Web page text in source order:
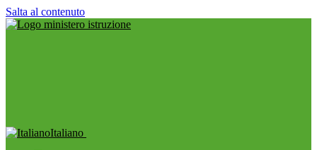
Salta al contenuto
Italiano